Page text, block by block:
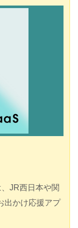
JR西日本や関
出かけ応援アプ